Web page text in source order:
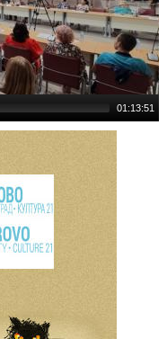
01:13:51